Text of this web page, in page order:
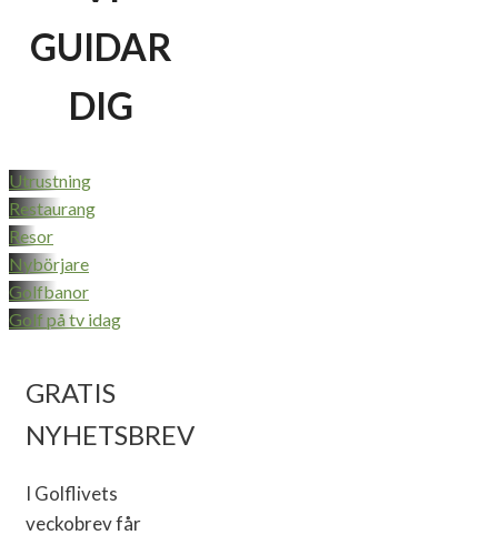
GUIDAR
DIG
Utrustning
Restaurang
Resor
Nybörjare
Golfbanor
Golf på tv idag
GRATIS
NYHETSBREV
I Golflivets
veckobrev får